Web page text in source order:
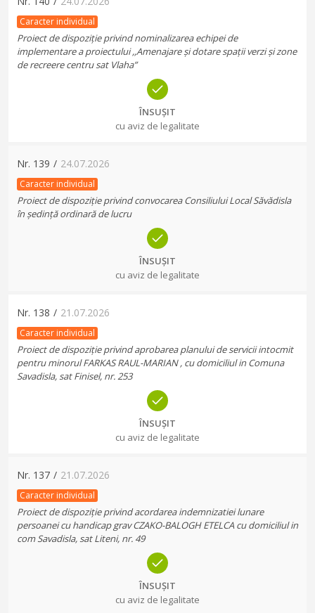
Caracter individual
Proiect de dispoziție privind nominalizarea echipei de
implementare a proiectului ,,Amenajare și dotare spații verzi și zone
de recreere centru sat Vlaha”
ÎNSUȘIT
cu aviz de legalitate
Nr. 139 / 24.07.2026
Caracter individual
Proiect de dispoziție privind convocarea Consiliului Local Săvădisla
în ședință ordinară de lucru
ÎNSUȘIT
cu aviz de legalitate
Nr. 138 / 21.07.2026
Caracter individual
Proiect de dispoziție privind aprobarea planului de servicii intocmit
pentru minorul FARKAS RAUL-MARIAN , cu domiciliul in Comuna
Savadisla, sat Finisel, nr. 253
ÎNSUȘIT
cu aviz de legalitate
Nr. 137 / 21.07.2026
Caracter individual
Proiect de dispoziție privind acordarea indemnizatiei lunare
persoanei cu handicap grav CZAKO-BALOGH ETELCA cu domiciliul in
com Savadisla, sat Liteni, nr. 49
ÎNSUȘIT
cu aviz de legalitate